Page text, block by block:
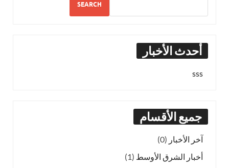
SEARCH
أحدث الأخبار
sss
جميع الأقسام
آخر الأخبار (0)
أخبار الشرق الأوسط (1)